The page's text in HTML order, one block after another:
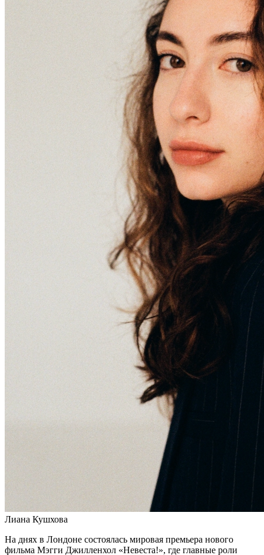
Лиана Кушхова
На днях в Лондоне состоялась мировая премьера нового
фильма Мэгги Джилленхол «Невеста!», где главные роли